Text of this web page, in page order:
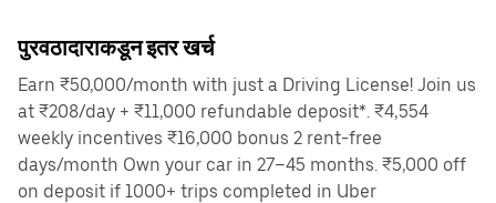
पुरवठादाराकडून इतर खर्च
Earn ₹50,000/month with just a Driving License! Join us
at ₹208/day + ₹11,000 refundable deposit*. ₹4,554
weekly incentives ₹16,000 bonus 2 rent-free
days/month Own your car in 27–45 months. ₹5,000 off
on deposit if 1000+ trips completed in Uber